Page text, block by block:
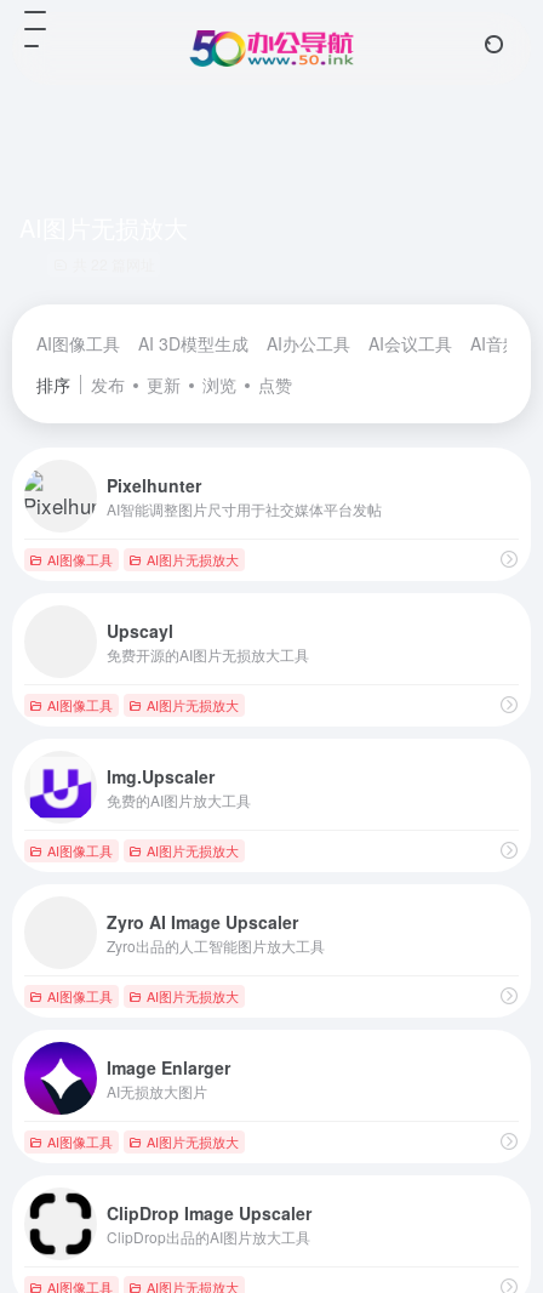
AI图像工具 AI 3D模型生成 AI办公工具 AI会议工具
AI音频工
排序
发布 更新 浏览 点赞
Pixelhunter
AI智能调整图片尺寸用于社交媒体平台发帖
AI图像工具 AI图片无损放大
Upscayl
免费开源的AI图片无损放大工具
AI图像工具 AI图片无损放大
Img.Upscaler
免费的AI图片放大工具
AI图像工具 AI图片无损放大
Zyro AI Image Upscaler
Zyro出品的人工智能图片放大工具
AI图像工具 AI图片无损放大
Image Enlarger
AI无损放大图片
AI图像工具 AI图片无损放大
ClipDrop Image Upscaler
ClipDrop出品的AI图片放大工具
AI图像工具 AI图片无损放大